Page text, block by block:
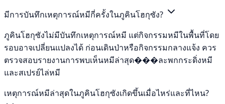
มีการบันทึกเหตุการณ์หมีกี่ครั้งในภูคินโฮกุซัง?
ภูคินโฮกุซังไม่มีบันทึกเหตุการณ์หมี แต่กิจกรรมหมีในพื้นที่โดย
รอบอาจเปลี่ยนแปลงได้ ก่อนเดินป่าหรือกิจกรรมกลางแจ้ง ควร
ตรวจสอบรายงานการพบเห็นหมีล่าสุด���ละพกกระดิ่งหมี
และสเปรย์ไล่หมี
เหตุการณ์หมีล่าสุดในภูคินโฮกุซังเกิดขึ้นเมื่อไหร่และที่ไหน?